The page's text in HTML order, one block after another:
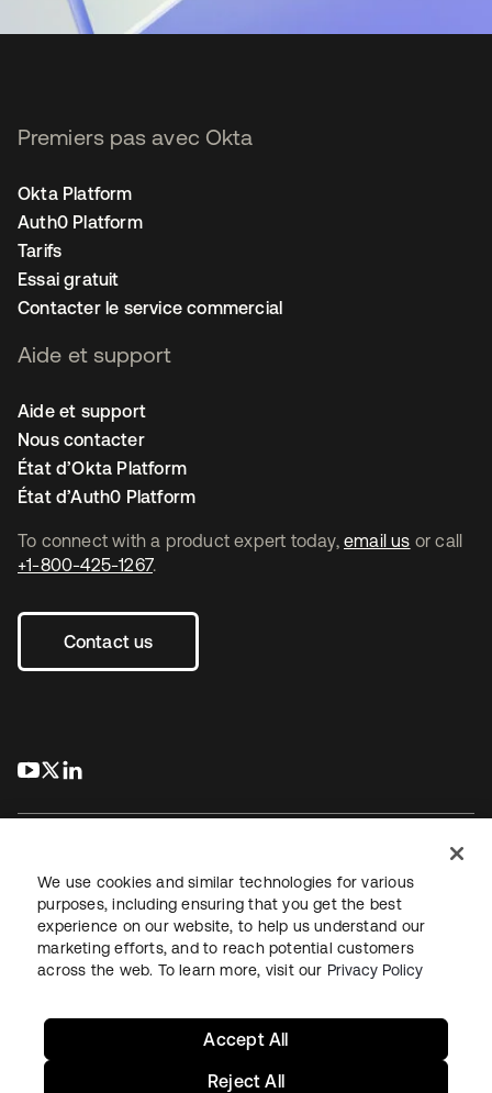
To connect with a product expert today, email us or call
+1-800-425-1267.
Contact us
s’ouvre dans un nouvel onglet
s’ouvre dans un nouvel onglet
Premiers pas avec Okta
Okta Platform
Auth0 Platform
Tarifs
Essai gratuit
Contacter le service commercial
Aide et support
Aide et support
Nous contacter
État d’Okta Platform
État d’Auth0 Platform
JuridiquePolitique de confidentialité
Conditions d’utilisation du siteSécuritéPlan du site
Paramètres des cookies
We use cookies and similar technologies for various
purposes, including ensuring that you get the best
experience on our website, to help us understand our
marketing efforts, and to reach potential customers
across the web. To learn more, visit our Privacy Policy
Reject All
Accept All